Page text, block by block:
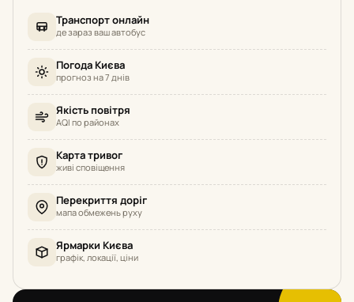
Транспорт онлайн
де зараз ваш автобус
Погода Києва
прогноз на 7 днів
Якість повітря
AQI по районах
Карта тривог
живі сповіщення
Перекриття доріг
мапа обмежень руху
Ярмарки Києва
графік, локації, ціни